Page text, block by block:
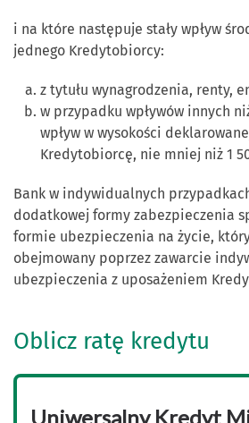
i na które następuje stały wpływ
jednego Kredytobiorcy:
z tytułu wynagrodzenia, renty,
w przypadku wpływów innych
wpływ w wysokości
Kredytobiorcę, nie mniej niż 1
Bank w indywidualnych
dodatkowej formy zabezpieczenia
formie ubezpieczenia na życie,
obejmowany poprzez zawarcie
ubezpieczenia z uposażeniem
Oblicz ratę kredytu